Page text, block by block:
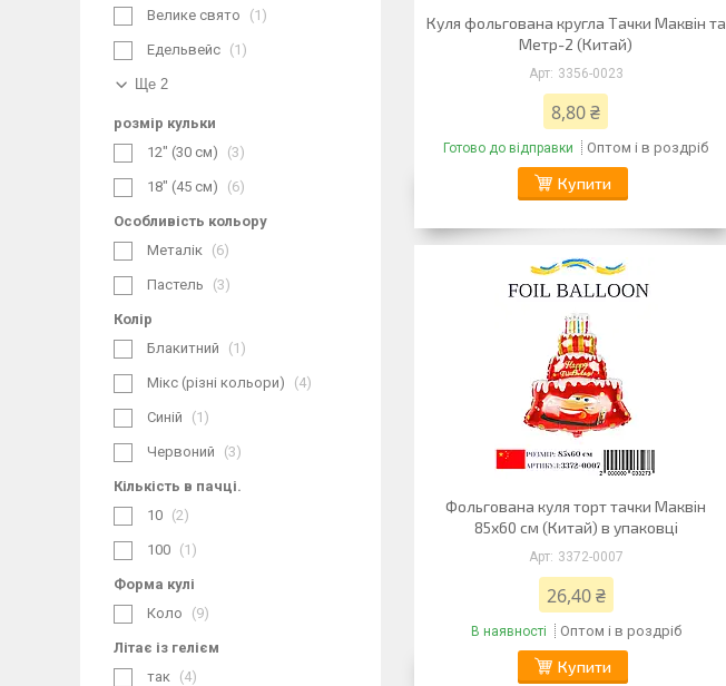
Куля фольгована кругла Тачки Маквін та
Метр-2 (Китай)
3356-0023
8,80 ₴
Готово до відправки Оптом і в роздріб
Купити
Фольгована куля торт тачки Маквін
85х60 см (Китай) в упаковці
3372-0007
26,40 ₴
В наявності Оптом і в роздріб
Купити
Велике свято 1
Едельвейс 1
Ще 2
розмір кульки
12" (30 см)
3
18" (45 см) 6
Особливість кольору
Металік
6
Пастель 3
Колір
Блакитний
1
Мікс (різні кольори) 4
Синій 1
Червоний 3
Кількість в пачці.
10
2
100 1
Форма кулі
Коло
9
Літає із гелієм
так
4